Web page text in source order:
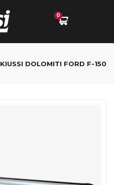
0
KIUSSI DOLOMITI FORD F-150